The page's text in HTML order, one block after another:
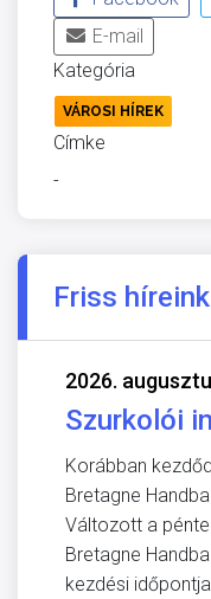
E-mail
Kategória
VÁROSI HÍREK
Címke
-
Friss híreink
2026.
Szurkolói
Korábban
Bretagne
Változott a
Bretagne
kezdési